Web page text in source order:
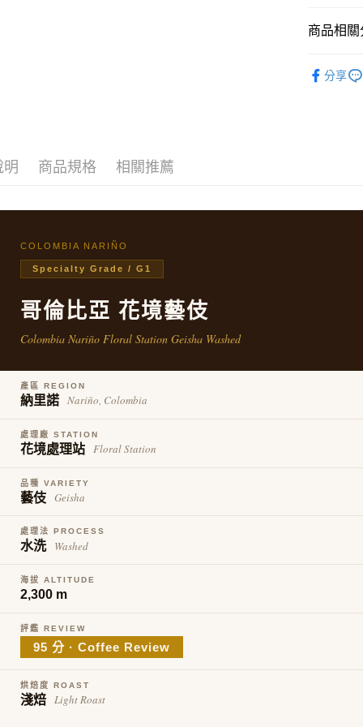
AFTEE先
２．便利
３．安心
任。
結果請求
ATM付款
運送方式
宅配
商品相關
分享
明 商品規格 相關推薦
COLOMBIA NARIÑO
Specialty Grade / G1
哥倫比亞 花境藝伎
Colombia Nariño Floral Station Geisha Washed
產區 REGION
納里諾 Nariño, Colombia
處理廠 STATION
花境處理站 Floral Station
品種 VARIETY
藝伎 Geisha
處理法 PROCESS
水洗 Washed
海拔 ALTITUDE
2,300 m
評鑑 REVIEW
95 分 · Coffee Review
烘焙度 ROAST
淺焙 Light Roast